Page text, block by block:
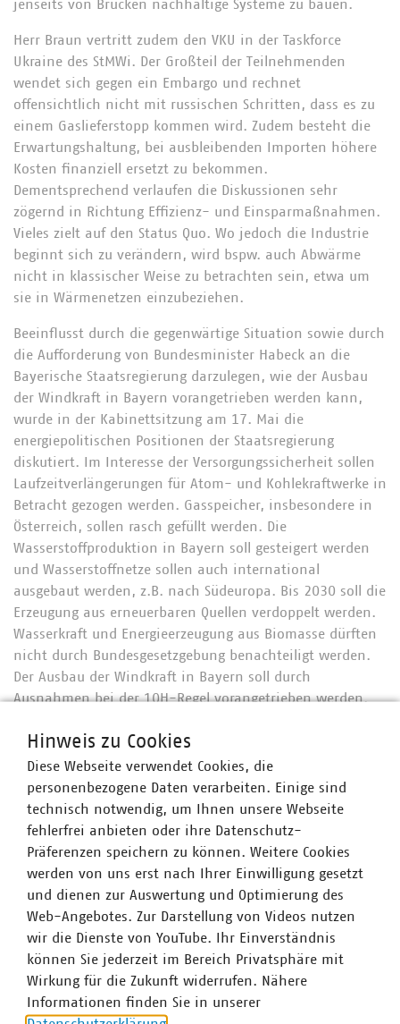
jenseits von Brücken nachhaltige Systeme zu bauen.
Herr Braun vertritt zudem den VKU in der Taskforce
Ukraine des StMWi. Der Großteil der Teilnehmenden
wendet sich gegen ein Embargo und rechnet
offensichtlich nicht mit russischen Schritten, dass es zu
einem Gaslieferstopp kommen wird. Zudem besteht die
Erwartungshaltung, bei ausbleibenden Importen höhere
Kosten finanziell ersetzt zu bekommen.
Dementsprechend verlaufen die Diskussionen sehr
zögernd in Richtung Effizienz- und Einsparmaßnahmen.
Vieles zielt auf den Status Quo. Wo jedoch die Industrie
beginnt sich zu verändern, wird bspw. auch Abwärme
nicht in klassischer Weise zu betrachten sein, etwa um
sie in Wärmenetzen einzubeziehen.
Beeinflusst durch die gegenwärtige Situation sowie durch
die Aufforderung von Bundesminister Habeck an die
Bayerische Staatsregierung darzulegen, wie der Ausbau
der Windkraft in Bayern vorangetrieben werden kann,
wurde in der Kabinettsitzung am 17. Mai die
energiepolitischen Positionen der Staatsregierung
diskutiert. Im Interesse der Versorgungssicherheit sollen
Laufzeitverlängerungen für Atom- und Kohlekraftwerke in
Betracht gezogen werden. Gasspeicher, insbesondere in
Österreich, sollen rasch gefüllt werden. Die
Wasserstoffproduktion in Bayern soll gesteigert werden
und Wasserstoffnetze sollen auch international
ausgebaut werden, z.B. nach Südeuropa. Bis 2030 soll die
Erzeugung aus erneuerbaren Quellen verdoppelt werden.
Wasserkraft und Energieerzeugung aus Biomasse dürften
nicht durch Bundesgesetzgebung benachteiligt werden.
Der Ausbau der Windkraft in Bayern soll durch
Ausnahmen bei der 10H-Regel vorangetrieben werden.
binnen zwei Jahren ausreichend Vorranggebiete für
Windkraftanlagen zu schaffen. Die Akzeptanz für
Freiflächen-PV und Windkraftanlagen soll durch mehr
Optionen zur finanziellen Beteiligung von
Anwohner*innen gesteigert werden. Bei der neuen
Definition von Bürgerenergiegesellschaften müssen
kommunale Tochtergesellschaften berücksichtigt werden.
Bis 2050 sollen 25% des Wärmebedarfs des
Gebäudesektors aus Geothermie gedeckt werden.
Stromnetze müssten stark ausgebaut werden, hier
würden vor allem Vorhaben in Verantwortung des Bundes
zu langsam durchgeführt. Die Ankündigungen werden in
dieser Pressemitteilung der Staatsregierung
zusammengefasst. Sie sind verbunden mit diversen
Hinweis zu Cookies
Diese Webseite verwendet Cookies, die
personenbezogene Daten verarbeiten. Einige sind
technisch notwendig, um Ihnen unsere Webseite
fehlerfrei anbieten oder ihre Datenschutz-
Präferenzen speichern zu können. Weitere Cookies
werden von uns erst nach Ihrer Einwilligung gesetzt
und dienen zur Auswertung und Optimierung des
Web-Angebotes. Zur Darstellung von Videos nutzen
wir die Dienste von YouTube. Ihr Einverständnis
können Sie jederzeit im Bereich Privatsphäre mit
Wirkung für die Zukunft widerrufen. Nähere
Informationen finden Sie in unserer